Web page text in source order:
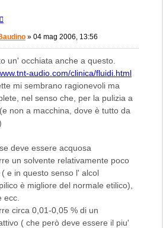
» 04 mag 2006, 13:56
un' occhiata anche a questo.
audio.com/clinica/fluidi.html
mi sembrano ragionevoli ma
nel senso che, per la pulizia a
non a macchina, dove è tutto da
deve essere acquosa
un solvente relativamente poco
( e in questo senso l' alcol
è migliore del normale etilico),
ecc.
circa 0,01-0,05 % di un
( che però deve essere il piu'